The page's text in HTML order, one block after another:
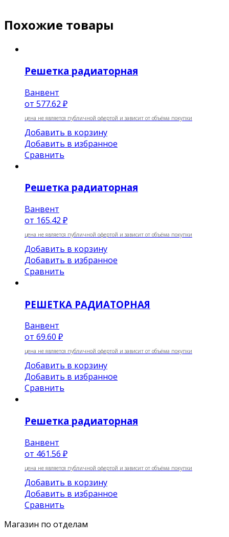
Похожие товары
Решетка радиаторная
Ванвент
от 577.62 ₽
цена не является публичной офертой и зависит от объёма покупки
Добавить в корзину
Добавить в избранное
Сравнить
Решетка радиаторная
Ванвент
от 165.42 ₽
цена не является публичной офертой и зависит от объёма покупки
Добавить в корзину
Добавить в избранное
Сравнить
РЕШЕТКА РАДИАТОРНАЯ
Ванвент
от 69.60 ₽
цена не является публичной офертой и зависит от объёма покупки
Добавить в корзину
Добавить в избранное
Сравнить
Решетка радиаторная
Ванвент
от 461.56 ₽
цена не является публичной офертой и зависит от объёма покупки
Добавить в корзину
Добавить в избранное
Сравнить
Магазин по отделам